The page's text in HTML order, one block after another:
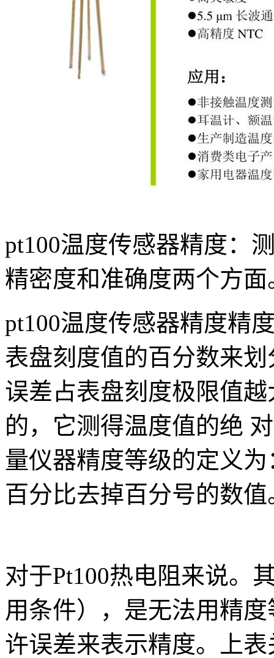
pt100温度传感器精度：
精密度和准确度两个方面
pt100温度传感器精度精
表盘刻度值的百分数来
误差占表盘刻度极限值
的，它测得温度值的绝
量仪器精度等级的定义为
百分比去掉百分号的数值
对于Pt100热电阻来说。
用条件），是无法用精
许误差来表示精度。上